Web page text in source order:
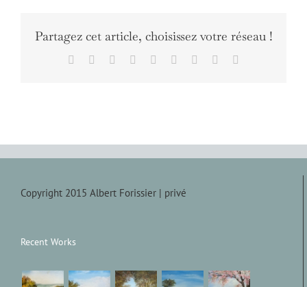
Partagez cet article, choisissez votre réseau !
Facebook Reddit LinkedInWhatsApp
TumblrPinterest
Copyright 2015 Albert Forissier | privé
Recent Works